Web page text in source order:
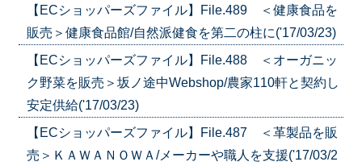
【ECショッパーズファイル】File.489 ＜健康食品を
販売＞健康食品館/自然派健食を第二の柱に('17/03/23)
【ECショッパーズファイル】File.488 ＜オーガニッ
ク野菜を販売＞坂ノ途中Webshop/農家110軒と契約し
安定供給('17/03/23)
【ECショッパーズファイル】File.487 ＜革製品を販
売＞ＫＡＷＡＮＯＷＡ/メーカーや職人を支援('17/03/2